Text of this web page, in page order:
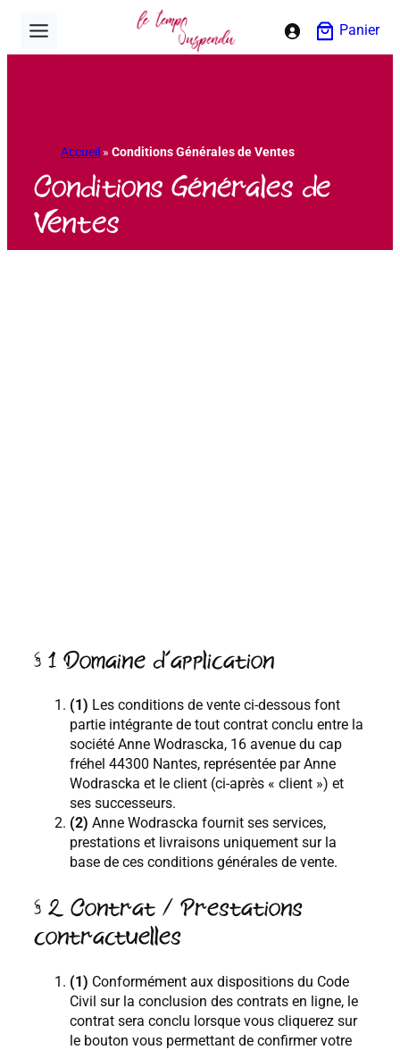
contenu
Panier
Accueil » Conditions Générales de Ventes
Conditions Générales de
Ventes
§ 1 Domaine d’application
(1) Les conditions de vente ci-dessous font
partie intégrante de tout contrat conclu entre la
société Anne Wodrascka, 16 avenue du cap
fréhel 44300 Nantes, représentée par Anne
Wodrascka et le client (ci-après « client ») et
ses successeurs.
(2) Anne Wodrascka fournit ses services,
prestations et livraisons uniquement sur la
base de ces conditions générales de vente.
§ 2 Contrat / Prestations
contractuelles
(1) Conformément aux dispositions du Code
Civil sur la conclusion des contrats en ligne, le
contrat sera conclu lorsque vous cliquerez sur
le bouton vous permettant de confirmer votre